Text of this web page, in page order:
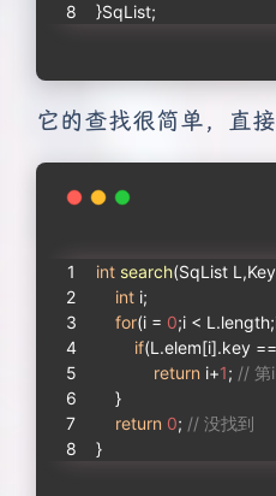
}SqList;
它的查找很简单，直
int search(SqList
int i;
for(i = 0;i <
if(L.elem[i].key
return i+1; // 第
    }
return 0; // 没找到
}